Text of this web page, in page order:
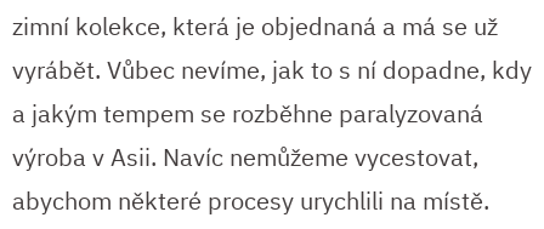
zimní kolekce, která je objednaná a má se už
vyrábět. Vůbec nevíme, jak to s ní dopadne, kdy
a jakým tempem se rozběhne paralyzovaná
výroba v Asii. Navíc nemůžeme vycestovat,
abychom některé procesy urychlili na místě.